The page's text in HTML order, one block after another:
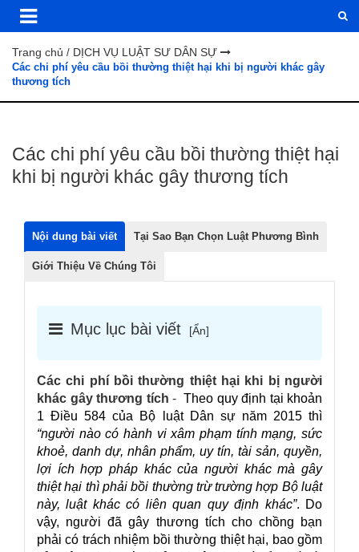
Trang chủ / DỊCH VỤ LUẬT SƯ DÂN SỰ
Các chi phí yêu cầu bồi thường thiệt hại khi bị người khác gây
thương tích
Các chi phí yêu cầu bồi thường thiệt hại
khi bị người khác gây thương tích
Nội dung bài viết Tại Sao Bạn Chọn Luật Phương Bình
Giới Thiệu Về Chúng Tôi
Mục lục bài viết [Ẩn]
Các chi phí bồi thường thiệt hại khi bị người
khác gây thương tích - Theo quy định tại khoản
1 Điều 584 của Bộ luật Dân sự năm 2015 thì
“người nào có hành vi xâm phạm tính mạng, sức
khoẻ, danh dự, nhân phẩm, uy tín, tài sản, quyền,
lợi ích hợp pháp khác của người khác mà gây
thiệt hại thì phải bồi thường trừ trường hợp Bộ luật
này, luật khác có liên quan quy định khác”. Do
vậy, người đã gây thương tích cho chồng bạn
phải có trách nhiệm bồi thường thiệt hại, bao gồm